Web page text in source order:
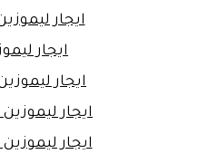
ايجار
ايجار
ايجار
ايجار
ايجار